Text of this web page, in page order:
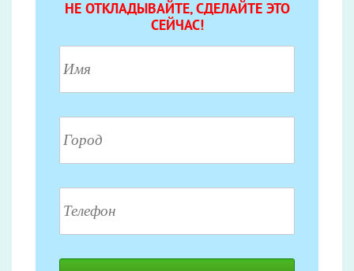
НЕ ОТКЛАДЫВАЙТЕ, СДЕЛАЙТЕ ЭТО
СЕЙЧАС!